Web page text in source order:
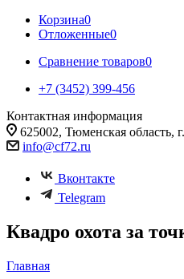
Корзина0
Отложенные0
Сравнение товаров0
+7 (3452) 399-456
Контактная информация
625002, Тюменская область,
info@cf72.ru
Вконтакте
Telegram
Квадро охота за
Главная